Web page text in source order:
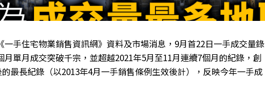
一手住宅物業銷售資訊網》資料及市場消息，9月首22日一手成交量錄
月單月成交突破千宗，並超越2021年5月至11月連續7個月的紀錄，創
最長紀錄（以2013年4月一手銷售條例生效後計），反映今年一手成